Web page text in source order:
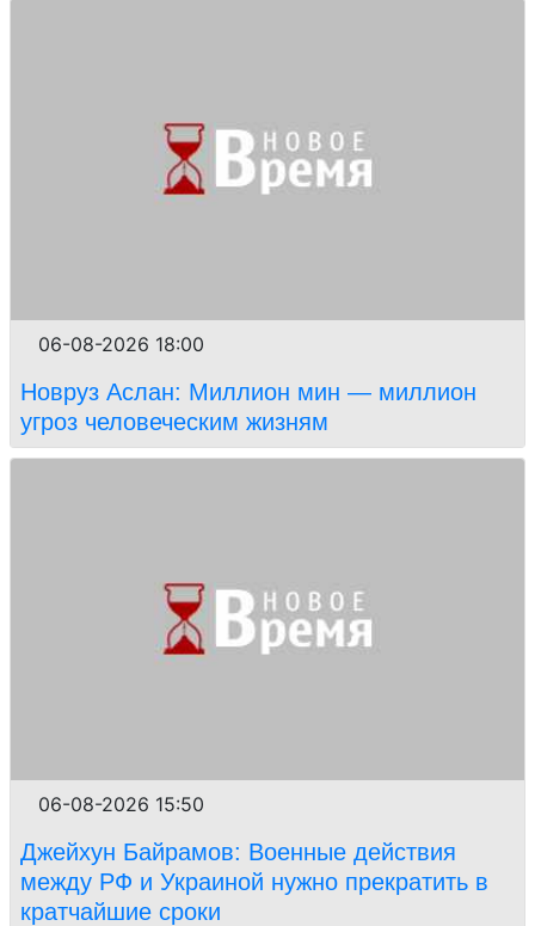
06-08-2026 18:00
Новруз Аслан: Миллион мин — миллион
угроз человеческим жизням
06-08-2026 15:50
Джейхун Байрамов: Военные действия
между РФ и Украиной нужно прекратить в
кратчайшие сроки